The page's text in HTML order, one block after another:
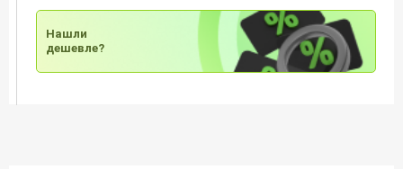
Нашли
дешевле?